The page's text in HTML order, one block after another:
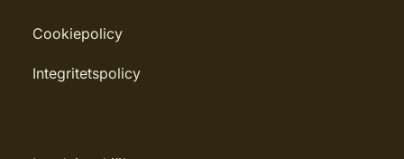
Cookiepolicy
Integritetspolicy